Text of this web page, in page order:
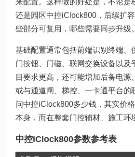
来配置。这样做的好处是，不论是
还是园区中控iClock800，后续扩
些部分可复用，哪些需要同步升级。
基础配置通常包括前端识别终端、
门按钮、门磁、联网交换设备以及
目要求更高，还可能增加后备电源
或与通道闸、梯控、一卡通平台的
问中控iClock800多少钱，其实价
本身，而在整套门控辅材、施工环
中控iClock800参数参考表